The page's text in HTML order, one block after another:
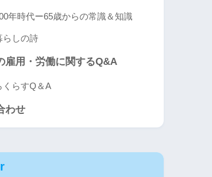
年時代ー65歳からの常識＆知識
らしの詩
雇用・労働に関するQ&A
くらすQ＆A
わせ